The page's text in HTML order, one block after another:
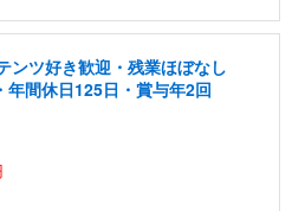
ンツ好き歓迎・残業ほぼなし
年間休日125日・賞与年2回